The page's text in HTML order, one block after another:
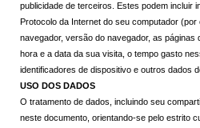
publicidade de terceiros. Estes podem incluir
Protocolo da Internet do seu computador
navegador, versão do navegador, as
hora e a data da sua visita, o tempo gasto
identificadores de dispositivo e outros dados
USO DOS DADOS
O tratamento de dados, incluindo seu
neste documento, orientando-se pelo estrito